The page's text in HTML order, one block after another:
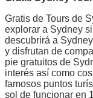
Gratis de Tours de
explorar a Sydney
descubrirá a
y disfrutan de
pie gratuitos de
interés así como
famosos puntos
sol de funcionar en